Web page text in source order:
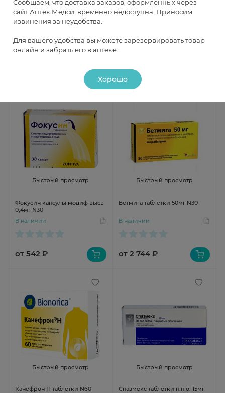
Омник капсулы модиф высв
0,4мг N30
Спазмекс таблетки 5мг N30
Быстрый просмотр
Фокусин капсулы модиф высв
0,4мг N30
В наличии
от 542 ₽
Быстрый просмотр
Бетмига таблетки 50мг N30
В наличии
от 2 744 ₽
Быстрый просмотр
Канефрон Н таблетки N60
Быстрый просмотр
Спазмекс таблетки п.п.о. 15мг
Сообщаем, что доставка заказов, оформленных через
сайт Аптек Медси, временно недоступна. Приносим
извинения за неудобства.
Для вашего удобства вы можете зарезервировать товар
онлайн и забрать его в аптеке.
Хорошо